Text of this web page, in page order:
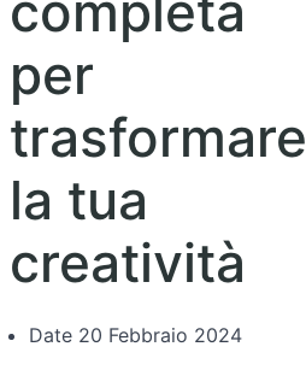
per
trasformare
la tua
creatività
Date 20 Febbraio 2024